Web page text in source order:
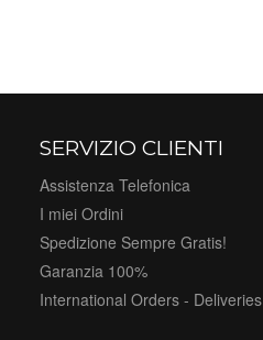
SERVIZIO CLIENTI
Assistenza Telefonica
I miei Ordini
Spedizione Sempre Gratis!
Garanzia 100%
International Orders - Deliveries